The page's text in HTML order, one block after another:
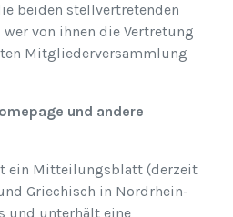
beiden stellvertretenden
wer von ihnen die Vertretung
Mitgliederversammlung
und andere
ein Mitteilungsblatt (derzeit
Griechisch in Nordrhein-
und unterhält eine